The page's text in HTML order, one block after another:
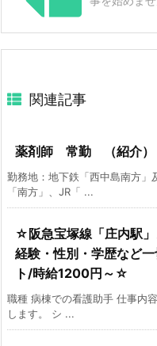
関連記事
薬剤師 常勤 （紹介）
勤務地：地下鉄「西中島南方」
「南方」、JR「 ...
☆阪急宝塚線「庄内駅
経験・性別・学歴など
ト/時給1200円～☆
職種 病棟での看護助手 仕事内
します。 シ ...